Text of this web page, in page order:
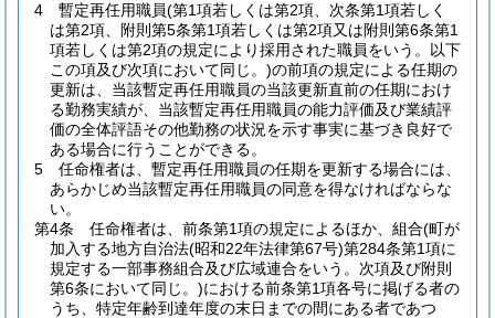
4
暫定再任用職員(第1項若しくは第2項、次条第1項若しく
は第2項、附則第5条第1項若しくは第2項又は附則第6条第1
項若しくは第2項の規定により採用された職員をいう。以下
この項及び次項において同じ。)の前項の規定による任期の
更新は、当該暫定再任用職員の当該更新直前の任期におけ
る勤務実績が、当該暫定再任用職員の能力評価及び業績評
価の全体評語その他勤務の状況を示す事実に基づき良好で
ある場合に行うことができる。
5
任命権者は、暫定再任用職員の任期を更新する場合には、
あらかじめ当該暫定再任用職員の同意を得なければならな
い。
第4条
任命権者は、前条第1項の規定によるほか、組合(町が
加入する地方自治法(昭和22年法律第67号)第284条第1項に
規定する一部事務組合及び広域連合をいう。次項及び附則
第6条において同じ。)における前条第1項各号に掲げる者の
うち、特定年齢到達年度の末日までの間にある者であつ